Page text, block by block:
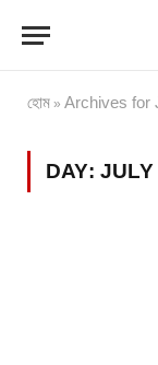
হোম » Archives for
DAY: JULY